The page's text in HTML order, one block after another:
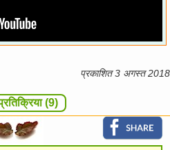
प्रकाशित 3 अगस्त 2018
(9)